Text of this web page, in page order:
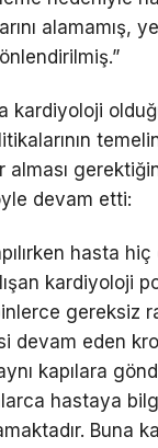
alamamış,
kardiyoloji
alması
devam etti:
hasta
kardiyoloji
gereksiz
devam eden
kapılara
hastaya
Buna